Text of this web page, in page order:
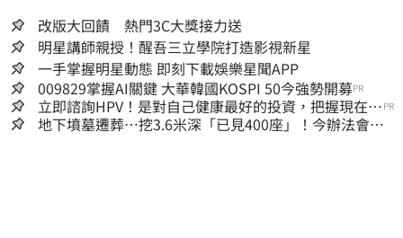
改版大回饋 熱門3C大獎接力送
明星講師親授！醒吾三立學院打造影視新星
一手掌握明星動態 即刻下載娛樂星聞APP
009829掌握AI關鍵 大華韓國KOSPI 50今強勢開募PR
立即諮詢HPV！是對自己健康最好的投資，把握現在不
嫌晚！
PR
地下墳墓遷葬…挖3.6米深「已見400座」！今辦法會安